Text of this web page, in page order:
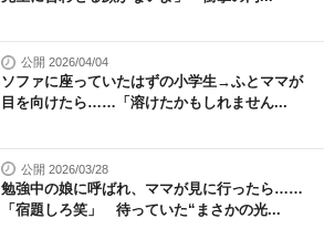
公開 2026/04/04
ソファに座っていたはずの小学生→ふとママが
目を向けたら……「溶けたかもしれません...
公開 2026/03/28
勉強中の娘に呼ばれ、ママが見に行ったら……
「宿題しろ笑」 待っていた“まさかの光...